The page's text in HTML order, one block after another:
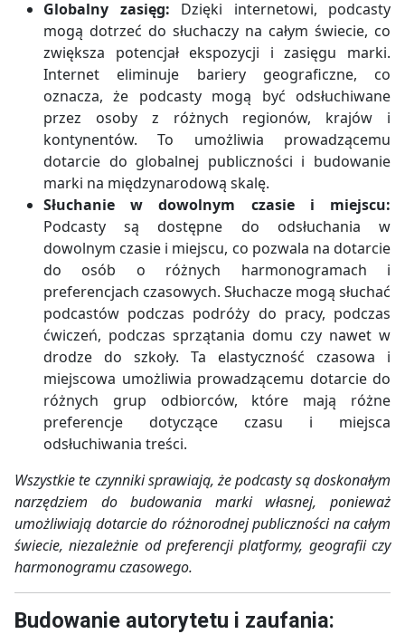
Globalny zasięg: Dzięki internetowi, podcasty
mogą dotrzeć do słuchaczy na całym świecie, co
zwiększa potencjał ekspozycji i zasięgu marki.
Internet eliminuje bariery geograficzne, co
oznacza, że podcasty mogą być odsłuchiwane
przez osoby z różnych regionów, krajów i
kontynentów. To umożliwia prowadzącemu
dotarcie do globalnej publiczności i budowanie
marki na międzynarodową skalę.
Słuchanie w dowolnym czasie i miejscu:
Podcasty są dostępne do odsłuchania w
dowolnym czasie i miejscu, co pozwala na dotarcie
do osób o różnych harmonogramach i
preferencjach czasowych. Słuchacze mogą słuchać
podcastów podczas podróży do pracy, podczas
ćwiczeń, podczas sprzątania domu czy nawet w
drodze do szkoły. Ta elastyczność czasowa i
miejscowa umożliwia prowadzącemu dotarcie do
różnych grup odbiorców, które mają różne
preferencje dotyczące czasu i miejsca
odsłuchiwania treści.
Wszystkie te czynniki sprawiają, że podcasty są doskonałym
narzędziem do budowania marki własnej, ponieważ
umożliwiają dotarcie do różnorodnej publiczności na całym
świecie, niezależnie od preferencji platformy, geografii czy
harmonogramu czasowego.
Budowanie autorytetu i zaufania: